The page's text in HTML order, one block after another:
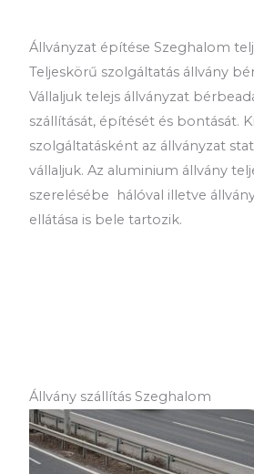
Állványzat építése Szeghalom
Teljeskörű szolgáltatás állvány
Vállaljuk telejs állványzat
szállítását, építését és bontását.
szolgáltatásként az állványzat
vállaljuk. Az aluminium állvány
szerelésébe hálóval illetve
ellátása is bele tartozik.
Állvány szállítás Szeghalom